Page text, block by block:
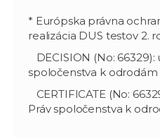
* Európska právna
realizácia DUS testov 2.
DECISION (No: 66329):
spoločenstva k odrodám
CERTIFICATE (No:
Práv spoločenstva k